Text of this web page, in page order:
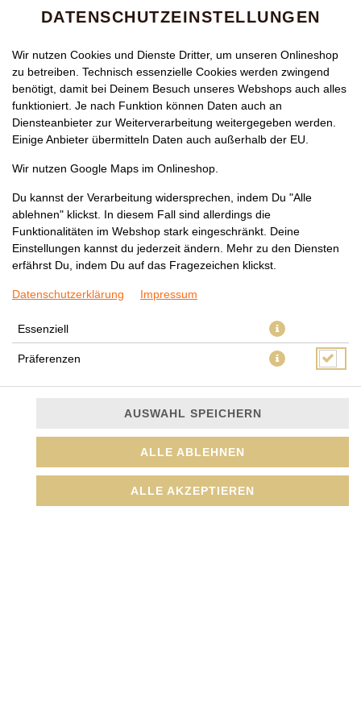
171 MIEN XAO MIT
HÜHNERFLEISCH
Gebratene Glasnudeln mit Eiern, Lauchzwiebeln,
Sojasprossen, Koriander, Shitake, Pak Choi, Morcheln,
Karotten
DATENSCHUTZEINSTELLUNGEN
Wir nutzen Cookies und Dienste Dritter, um unseren Onlineshop
zu betreiben. Technisch essenzielle Cookies werden zwingend
benötigt, damit bei Deinem Besuch unseres Webshops auch alles
funktioniert. Je nach Funktion können Daten auch an
Diensteanbieter zur Weiterverarbeitung weitergegeben werden.
Einige Anbieter übermitteln Daten auch außerhalb der EU.
Wir nutzen Google Maps im Onlineshop.
Du kannst der Verarbeitung widersprechen, indem Du "Alle
ablehnen" klickst. In diesem Fall sind allerdings die
Funktionalitäten im Webshop stark eingeschränkt. Deine
Einstellungen kannst du jederzeit ändern. Mehr zu den Diensten
erfährst Du, indem Du auf das Fragezeichen klickst.
Datenschutzerklärung Impressum
Essenziell
Präferenzen
AUSWAHL SPEICHERN
ALLE ABLEHNEN
ALLE AKZEPTIEREN